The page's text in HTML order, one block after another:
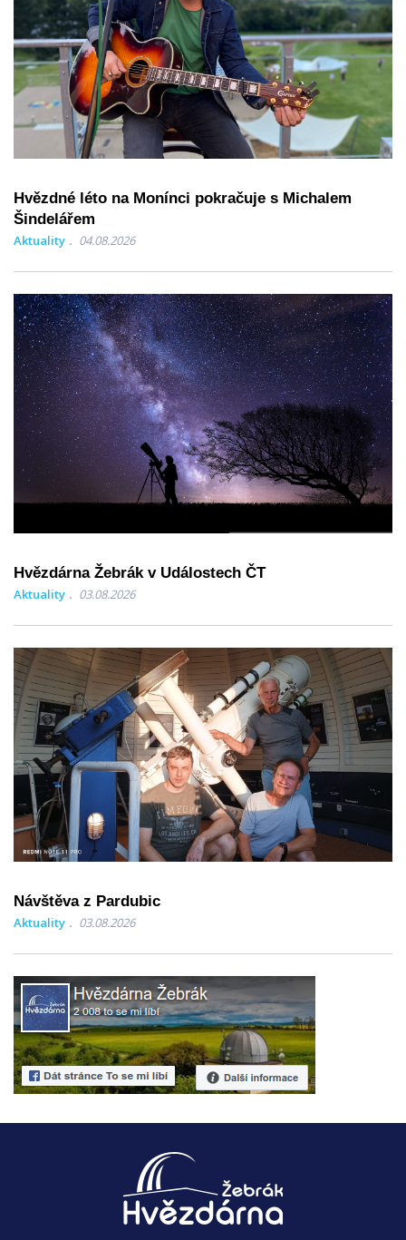
Hvězdné léto na Monínci pokračuje s Michalem
Šindelářem
Aktuality 04.08.2026
Hvězdárna Žebrák v Událostech ČT
Aktuality 03.08.2026
Návštěva z Pardubic
Aktuality 03.08.2026